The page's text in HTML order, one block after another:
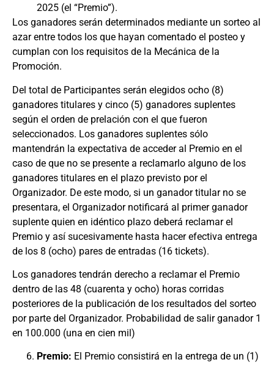
2025 (el “Premio”).
Los ganadores serán determinados mediante un sorteo al
azar entre todos los que hayan comentado el posteo y
cumplan con los requisitos de la Mecánica de la
Promoción.
Del total de Participantes serán elegidos ocho (8)
ganadores titulares y cinco (5) ganadores suplentes
según el orden de prelación con el que fueron
seleccionados. Los ganadores suplentes sólo
mantendrán la expectativa de acceder al Premio en el
caso de que no se presente a reclamarlo alguno de los
ganadores titulares en el plazo previsto por el
Organizador. De este modo, si un ganador titular no se
presentara, el Organizador notificará al primer ganador
suplente quien en idéntico plazo deberá reclamar el
Premio y así sucesivamente hasta hacer efectiva entrega
de los 8 (ocho) pares de entradas (16 tickets).
Los ganadores tendrán derecho a reclamar el Premio
dentro de las 48 (cuarenta y ocho) horas corridas
posteriores de la publicación de los resultados del sorteo
por parte del Organizador. Probabilidad de salir ganador 1
en 100.000 (una en cien mil)
Premio: El Premio consistirá en la entrega de un (1)